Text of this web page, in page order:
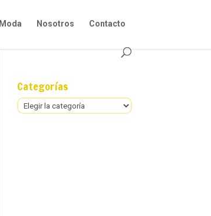
Moda Nosotros Contacto
Categorías
Categorías